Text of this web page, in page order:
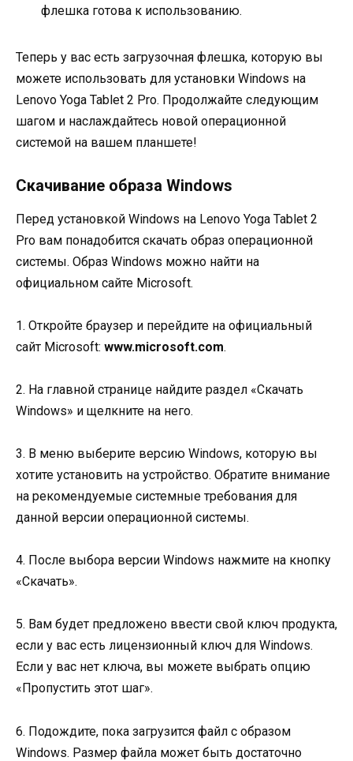
флешка готова к использованию.
Теперь у вас есть загрузочная флешка, которую вы
можете использовать для установки Windows на
Lenovo Yoga Tablet 2 Pro. Продолжайте следующим
шагом и наслаждайтесь новой операционной
системой на вашем планшете!
Скачивание образа Windows
Перед установкой Windows на Lenovo Yoga Tablet 2
Pro вам понадобится скачать образ операционной
системы. Образ Windows можно найти на
официальном сайте Microsoft.
1. Откройте браузер и перейдите на официальный
сайт Microsoft: www.microsoft.com.
2. На главной странице найдите раздел «Скачать
Windows» и щелкните на него.
3. В меню выберите версию Windows, которую вы
хотите установить на устройство. Обратите внимание
на рекомендуемые системные требования для
данной версии операционной системы.
4. После выбора версии Windows нажмите на кнопку
«Скачать».
5. Вам будет предложено ввести свой ключ продукта,
если у вас есть лицензионный ключ для Windows.
Если у вас нет ключа, вы можете выбрать опцию
«Пропустить этот шаг».
6. Подождите, пока загрузится файл с образом
Windows. Размер файла может быть достаточно